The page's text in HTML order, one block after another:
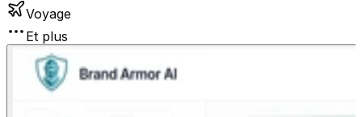
Voyage
Et plus